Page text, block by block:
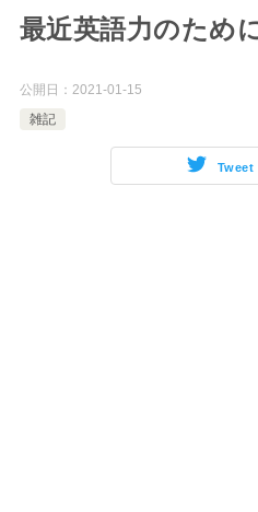
最近英語力のため
公開日： 2021-01-15
雑記
Tweet